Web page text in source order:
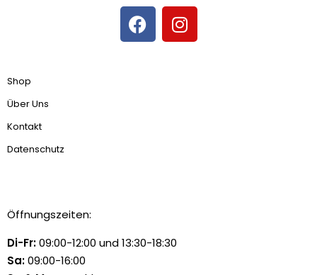
Shop
Über Uns
Kontakt
Datenschutz
Öffnungszeiten:
Di-Fr:09:00-12:00 und 13:30-18:30
Sa:09:00-16:00